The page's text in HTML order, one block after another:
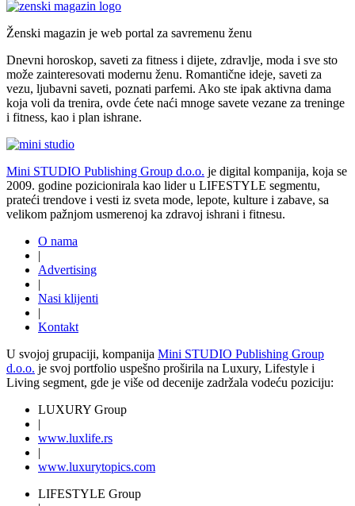
Ženski magazin je web portal za savremenu ženu
Dnevni horoskop, saveti za fitness i dijete, zdravlje, moda i sve sto
može zainteresovati modernu ženu. Romantične ideje, saveti za
vezu, ljubavni saveti, poznati parfemi. Ako ste ipak aktivna dama
koja voli da trenira, ovde ćete naći mnoge savete vezane za treninge
i fitness, kao i plan ishrane.
Mini STUDIO Publishing Group d.o.o. je digital kompanija, koja se
2009. godine pozicionirala kao lider u LIFESTYLE segmentu,
prateći trendove i vesti iz sveta mode, lepote, kulture i zabave, sa
velikom pažnjom usmerenoj ka zdravoj ishrani i fitnesu.
O nama
|
Advertising
|
Nasi klijenti
|
Kontakt
U svojoj grupaciji, kompanija Mini STUDIO Publishing Group
d.o.o. je svoj portfolio uspešno proširila na Luxury, Lifestyle i
Living segment, gde je više od decenije zadržala vodeću poziciju:
LUXURY Group
|
www.luxlife.rs
|
www.luxurytopics.com
LIFESTYLE Group